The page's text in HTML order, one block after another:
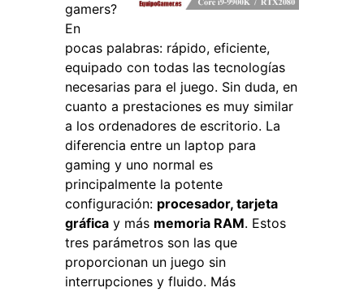
gamers?
En
pocas palabras: rápido, eficiente,
equipado con todas las tecnologías
necesarias para el juego. Sin duda, en
cuanto a prestaciones es muy similar
a los ordenadores de escritorio. La
diferencia entre un laptop para
gaming y uno normal es
principalmente la potente
configuración: procesador, tarjeta
gráfica y más memoria RAM. Estos
tres parámetros son las que
proporcionan un juego sin
interrupciones y fluido. Más